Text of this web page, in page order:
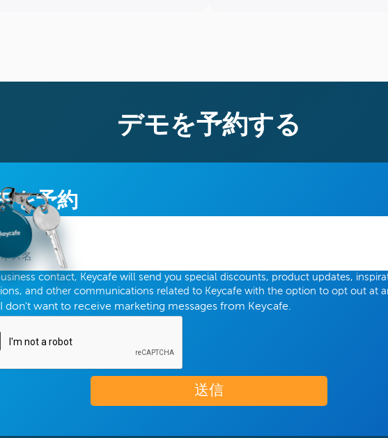
デモを予約する
を予約
contact, Keycafe will send you special discounts, product updates,
and other communications related to Keycafe with the option to opt out at
I don't want to receive marketing messages from Keycafe.